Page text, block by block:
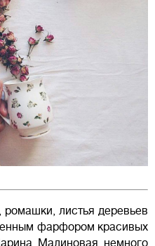
листья деревьев
фарфором красивых
Малиновая немного